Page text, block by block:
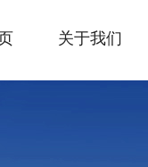
关于我们